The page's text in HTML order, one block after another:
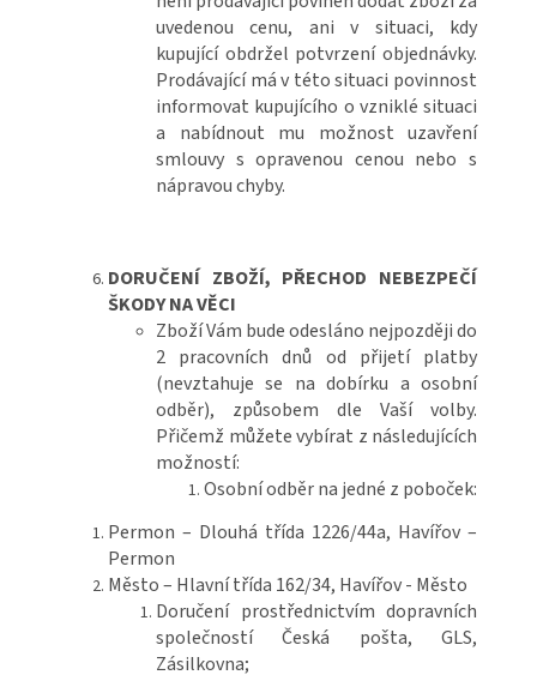
uvedenou cenu, ani v situaci, kdy
kupující obdržel potvrzení objednávky.
Prodávající má v této situaci povinnost
informovat kupujícího o vzniklé situaci
a nabídnout mu možnost uzavření
smlouvy s opravenou cenou nebo s
nápravou chyby.
DORUČENÍ ZBOŽÍ, PŘECHOD NEBEZPEČÍ
ŠKODY NA VĚCI
Zboží Vám bude odesláno nejpozději do
2 pracovních dnů od přijetí platby
(nevztahuje se na dobírku a osobní
odběr), způsobem dle Vaší volby.
Přičemž můžete vybírat z následujících
možností:
Osobní odběr na jedné z poboček:
Permon – Dlouhá třída 1226/44a, Havířov –
Permon
Město – Hlavní třída 162/34, Havířov - Město
Doručení prostřednictvím dopravních
společností Česká pošta, GLS,
Zásilkovna;